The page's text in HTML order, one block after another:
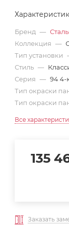
Бренд —
Коллекция —
Тип установки
Стиль —
Серия — 94 4-
Тип окраски
Тип окраски
Все
135
Заказать